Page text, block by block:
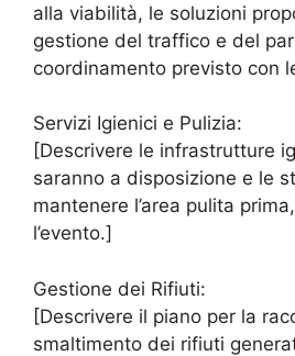
alla viabilità, le soluzioni
gestione del traffico e del
coordinamento previsto con
Servizi Igienici e Pulizia:
[Descrivere le infrastrutture
saranno a disposizione e le
mantenere l’area pulita
l’evento.]
Gestione dei Rifiuti:
[Descrivere il piano per la
smaltimento dei rifiuti